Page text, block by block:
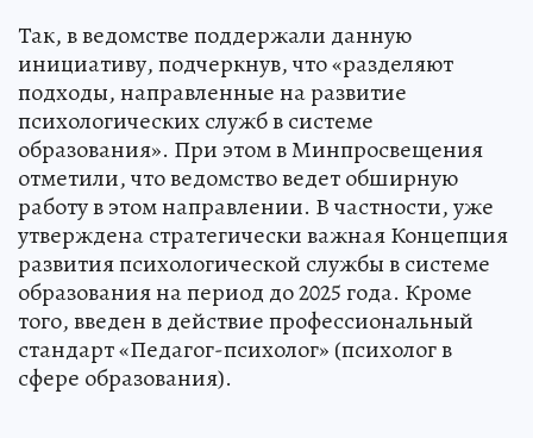
Так, в ведомстве поддержали данную
инициативу, подчеркнув, что «разделяют
подходы, направленные на развитие
психологических служб в системе
образования». При этом в Минпросвещения
отметили, что ведомство ведет обширную
работу в этом направлении. В частности, уже
утверждена стратегически важная Концепция
развития психологической службы в системе
образования на период до 2025 года. Кроме
того, введен в действие профессиональный
стандарт «Педагог-психолог» (психолог в
сфере образования).